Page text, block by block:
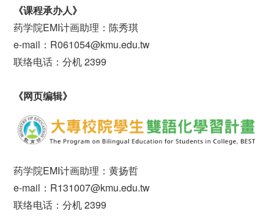
《课程承办人》
药学院EMI计画助理：陈秀琪
e-mail：R061054@kmu.edu.tw
联络电话：分机 2399
《网页编辑》
药学院EMI计画助理：黄扬哲
e-mail：R131007@kmu.edu.tw
联络电话：分机 2399